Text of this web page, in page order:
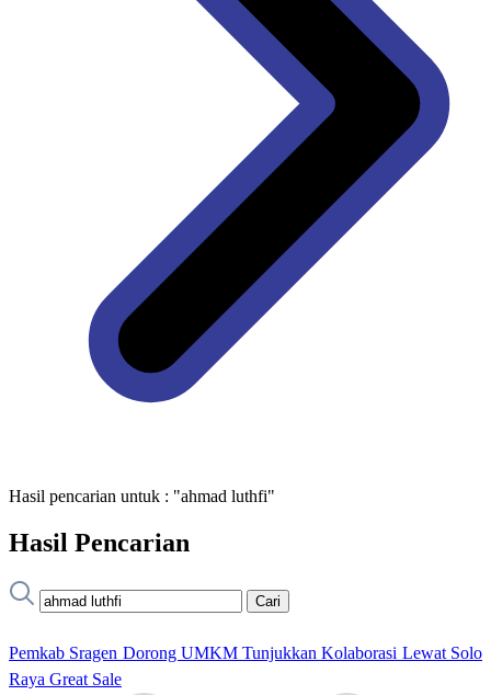
Hasil pencarian untuk : "ahmad luthfi"
Hasil Pencarian
Cari
Pemkab Sragen Dorong UMKM Tunjukkan Kolaborasi Lewat Solo
Raya Great Sale